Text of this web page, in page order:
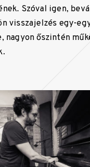
Szóval igen,
visszajelzés egy-
nagyon őszintén